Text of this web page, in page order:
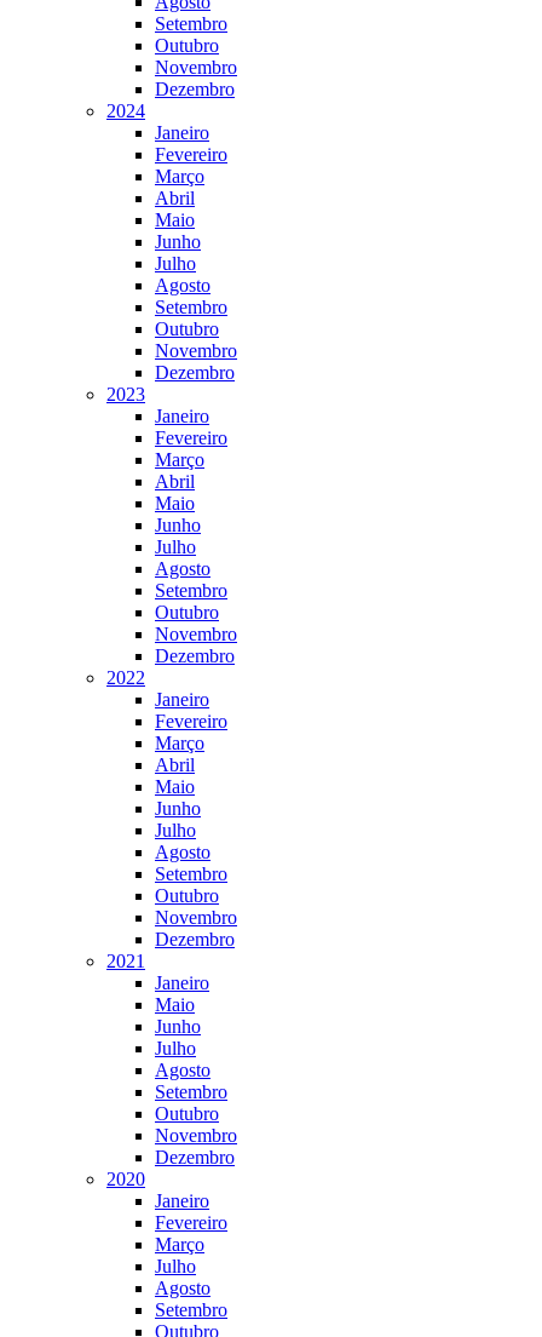
Setembro
Outubro
Novembro
Dezembro
2024
Janeiro
Fevereiro
Março
Abril
Maio
Junho
Julho
Agosto
Setembro
Outubro
Novembro
Dezembro
2023
Janeiro
Fevereiro
Março
Abril
Maio
Junho
Julho
Agosto
Setembro
Outubro
Novembro
Dezembro
2022
Janeiro
Fevereiro
Março
Abril
Maio
Junho
Julho
Agosto
Setembro
Outubro
Novembro
Dezembro
2021
Janeiro
Maio
Junho
Julho
Agosto
Setembro
Outubro
Novembro
Dezembro
2020
Janeiro
Fevereiro
Março
Julho
Agosto
Setembro
Outubro